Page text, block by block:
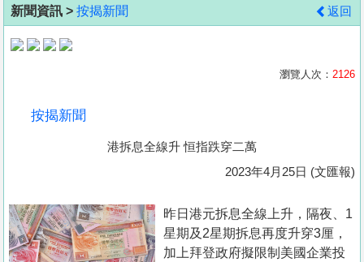
地
產
置
業
新聞資訊 > 按揭新聞 返回
瀏覽人次： 2126
按揭新聞
港拆息全線升 恒指跌穿二萬
2023年4月25日 (文匯報)
昨日港元拆息全線上升，隔夜、1
星期及2星期拆息再度升穿3厘，
加上拜登政府擬限制美國企業投